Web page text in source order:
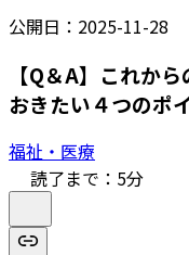
公開日： 2025-11-28
【Q＆A】これか
おきたい４つのポ
福祉・医療
読了まで： 5分